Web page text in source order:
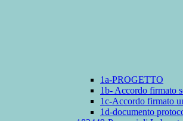
1a-PROGETTO
1b- Accordo firmato
1c-Accordo firmato
1d-documento